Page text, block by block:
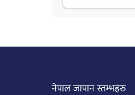
नेपाल जापान स्तम्भहरु